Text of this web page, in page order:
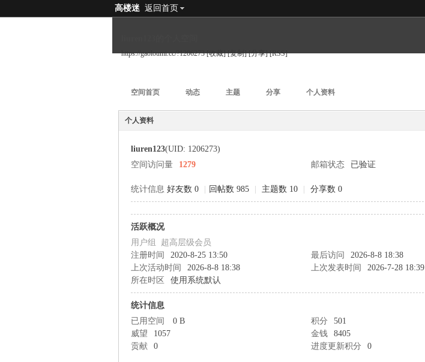
高楼迷 返回首页
https://gaoloumi.cc/?1206273 [收藏] [复制] [分享] [RSS]
空间首页 动态 主题 分享 个人资料
个人资料
liuren123(UID: 1206273)
空间访问量
1279 邮箱状态 已验证
统计信息 好友数 0 回帖数 985 主题数 10 分享数 0
活跃概况
用户组 超高层级会员
注册时间
2020-8-25 13:50 最后访问
2026-8-8 18:38
上次活动时间
2026-8-8 18:38 上次发表时间
2026-7-28 18:39
所在时区
使用系统默认
统计信息
已用空间
0 B 积分
501
威望
1057 金钱
8405
贡献
0 进度更新积分 0